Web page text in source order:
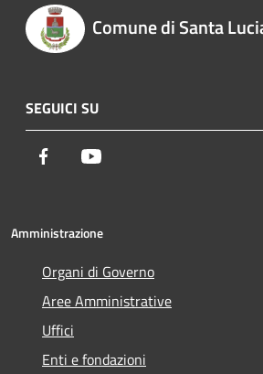
Comune di Santa
SEGUICI SU
Facebook
Amministrazione
Organi di Governo
Aree Amministrative
Uffici
Enti e fondazioni